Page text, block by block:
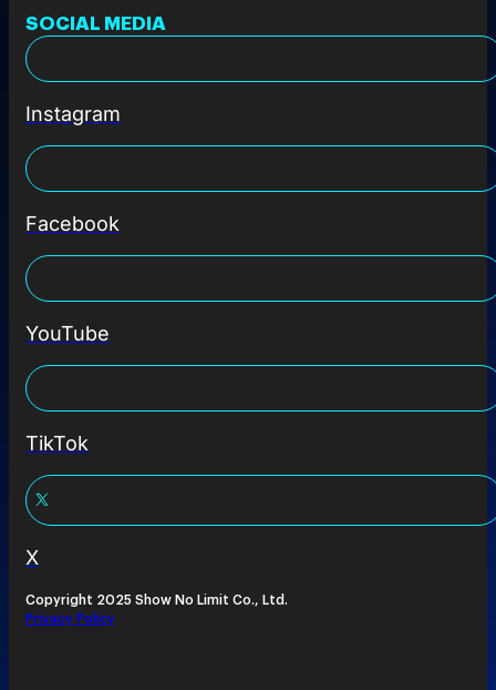
SOCIAL MEDIA
Instagram
Facebook
YouTube
TikTok
X
Copyright 2025 Show No Limit Co., Ltd.
Privacy Policy